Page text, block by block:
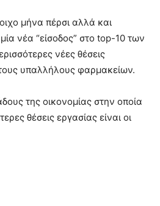
μήνα πέρσι αλλά και
νέα “είσοδος” στο top-10 των
νέες θέσεις
υπαλλήλους φαρμακείων.
της οικονομίας στην οποία
θέσεις εργασίας είναι οι